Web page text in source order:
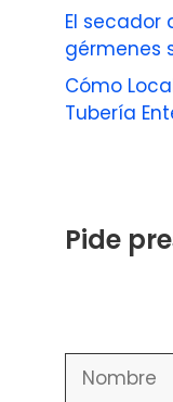
El secador
gérmenes
Cómo
Tubería
Pide